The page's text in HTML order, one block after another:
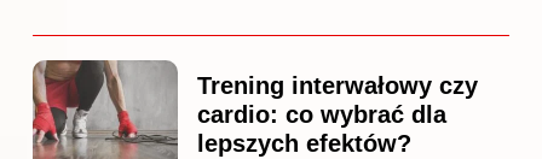
Trening interwałowy czy
cardio: co wybrać dla
lepszych efektów?